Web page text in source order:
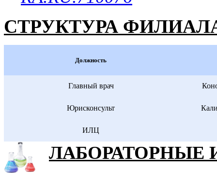
СТРУКТУРА
Должность
Главный врач
Юрисконсульт
ИЛЦ
ЛАБОРАТОРНЫЕ